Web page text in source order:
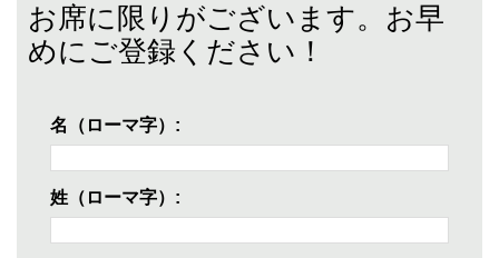
お席に限りがございます。お早
めにご登録ください！
名（ローマ字）:
姓（ローマ字）: